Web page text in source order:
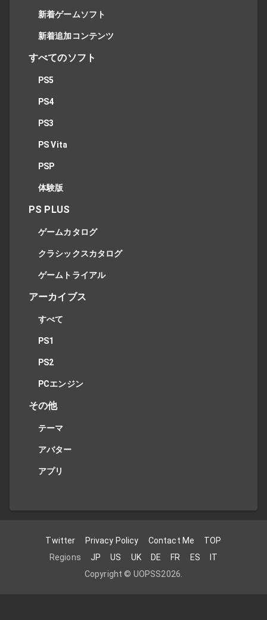
新着ゲームソフト
新着追加コンテンツ
すべてのソフト
PS5
PS4
PS3
PS Vita
PSP
体験版
PS PLUS
ゲームカタログ
クラシックスカタログ
ゲームトライアル
アーカイブス
すべて
PS1
PS2
PCエンジン
その他
テーマ
アバター
アプリ
Twitter Privacy Policy Contact Me
TOP
Regions
JP US UK DE FR ES
IT
Copyright © UOPSS2026